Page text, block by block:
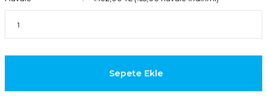
Sepete Ekle